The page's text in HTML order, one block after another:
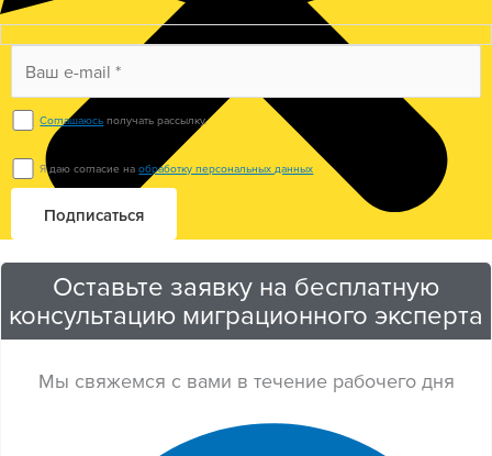
Соглашаюсь получать рассылку.
Я даю согласие наобработку персональных данных
Оставьте заявку на бесплатную
консультацию миграционного эксперта
Мы свяжемся с вами в течение рабочего дня